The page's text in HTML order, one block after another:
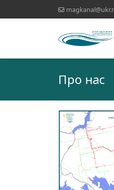
Про нас